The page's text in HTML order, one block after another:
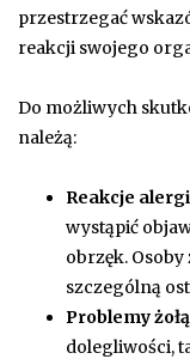
przestrzegać
reakcji swojego
Do możliwych
należą:
Reakcje
wystąpić
obrzęk.
szczególną
Problemy
dolegliwości,